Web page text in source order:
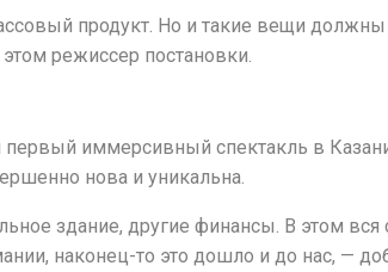
продукт. Но и такие вещи должны
режиссер постановки.
иммерсивный спектакль в
нова и уникальна.
здание, другие финансы. В этом
наконец-то это дошло и до нас, —